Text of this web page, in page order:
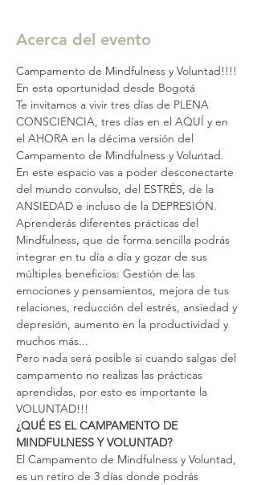
Acerca del evento
Campamento de Mindfulness y Voluntad!!!!
En esta oportunidad desde Bogotá
Te invitamos a vivir tres días de PLENA
CONSCIENCIA, tres días en el AQUÍ y en
el AHORA en la décima versión del
Campamento de Mindfulness y Voluntad.
En este espacio vas a poder desconectarte
del mundo convulso, del ESTRÉS, de la
ANSIEDAD e incluso de la DEPRESIÓN.
Aprenderás diferentes prácticas del
Mindfulness, que de forma sencilla podrás
integrar en tu día a día y gozar de sus
múltiples beneficios: Gestión de las
emociones y pensamientos, mejora de tus
relaciones, reducción del estrés, ansiedad y
depresión, aumento en la productividad y
muchos más...
Pero nada será posible si cuando salgas del
campamento no realizas las prácticas
aprendidas, por esto es importante la
VOLUNTAD!!!
¿QUÉ ES EL CAMPAMENTO DE
MINDFULNESS Y VOLUNTAD?
El Campamento de Mindfulness y Voluntad,
es un retiro de 3 días donde podrás